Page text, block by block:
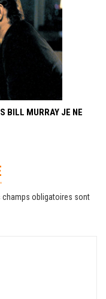
BILL MURRAY JE NE
champs obligatoires sont